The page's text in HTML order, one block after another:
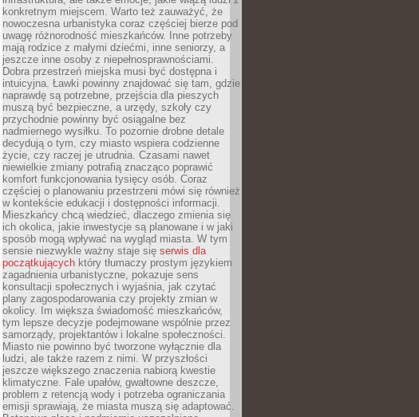
konkretnym miejscem. Warto też zauważyć, że
nowoczesna urbanistyka coraz częściej bierze pod
uwagę różnorodność mieszkańców. Inne potrzeby
mają rodzice z małymi dziećmi, inne seniorzy, a
jeszcze inne osoby z niepełnosprawnościami.
Dobra przestrzeń miejska musi być dostępna i
intuicyjna. Ławki powinny znajdować się tam, gdzie
naprawdę są potrzebne, przejścia dla pieszych
muszą być bezpieczne, a urzędy, szkoły czy
przychodnie powinny być osiągalne bez
nadmiernego wysiłku. To pozornie drobne detale
decydują o tym, czy miasto wspiera codzienne
życie, czy raczej je utrudnia. Czasami nawet
niewielkie zmiany potrafią znacząco poprawić
komfort funkcjonowania tysięcy osób. Coraz
częściej o planowaniu przestrzeni mówi się również
w kontekście edukacji i dostępności informacji.
Mieszkańcy chcą wiedzieć, dlaczego zmienia się
ich okolica, jakie inwestycje są planowane i w jaki
sposób mogą wpływać na wygląd miasta. W tym
sensie niezwykle ważny staje się serwis dla
początkujących który tłumaczy prostym językiem
zagadnienia urbanistyczne, pokazuje sens
konsultacji społecznych i wyjaśnia, jak czytać
plany zagospodarowania czy projekty zmian w
okolicy. Im większa świadomość mieszkańców,
tym lepsze decyzje podejmowane wspólnie przez
samorządy, projektantów i lokalne społeczności.
Miasto nie powinno być tworzone wyłącznie dla
ludzi, ale także razem z nimi. W przyszłości
jeszcze większego znaczenia nabiorą kwestie
klimatyczne. Fale upałów, gwałtowne deszcze,
problem z retencją wody i potrzeba ograniczania
emisji sprawiają, że miasta muszą się adaptować.